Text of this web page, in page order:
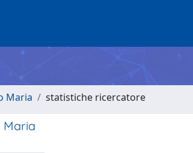
Maria statistiche ricercatore
Maria